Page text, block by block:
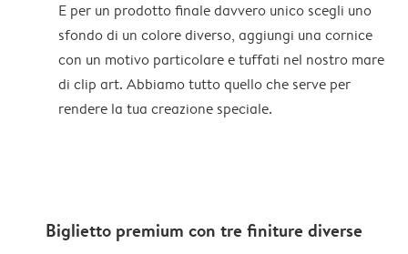
E per un prodotto finale davvero unico scegli uno
sfondo di un colore diverso, aggiungi una cornice
con un motivo particolare e tuffati nel nostro mare
di clip art. Abbiamo tutto quello che serve per
rendere la tua creazione speciale.
Biglietto premium con tre finiture diverse